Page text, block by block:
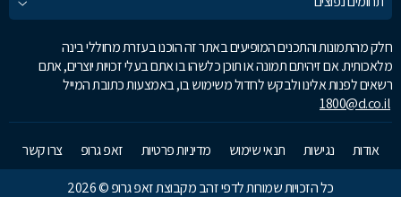
חלק מהתמונות והתכנים המופיעים באתר זה הוכנו בעזרת מחוללי בינה
מלאכותית. אם זיהיתם תמונה או תוכן כלשהו בו אתם בעלי זכויות יוצרים, אתם
רשאים לפנות אלינו ולבקש לחדול משימוש בו, באמצעות כתובת המייל
1800@d.co.il
אודות נגישות תנאי שימוש מדיניות פרטיות זאפ גרופ
צרו קשר
כל הזכויות שמורות לדפי זהב מקבוצת זאפ גרופ © 2026